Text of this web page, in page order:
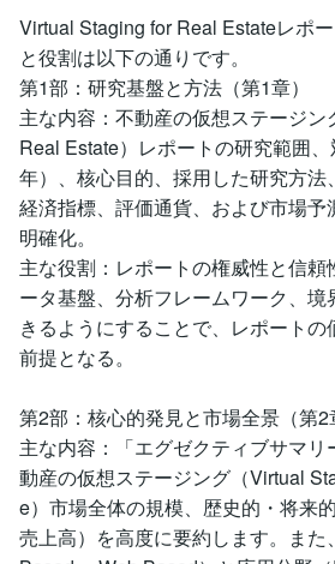
Virtual Staging for Real Estateレポ
と役割は以下の通りです。
第1部：研究基盤と方法（第1章）
主な内容：不動産の仮想ステージ
Real Estate）レポートの研究範囲
年）、核心目的、採用した研究方
経済指標、評価通貨、および市場予
明確化。
主な役割：レポートの権威性と信
ータ基盤、分析フレームワーク、
きるようにすることで、レポート
前提となる。
第2部：核心的発見と市場全景（第2
主な内容：「エグゼクティブサマ
動産の仮想ステージング（Virtual
e）市場全体の規模、歴史的・将来
売上高）を高度に要約します。ま